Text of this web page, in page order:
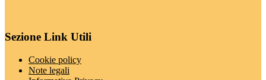
Sezione Link Utili
Cookie policy
Note legali